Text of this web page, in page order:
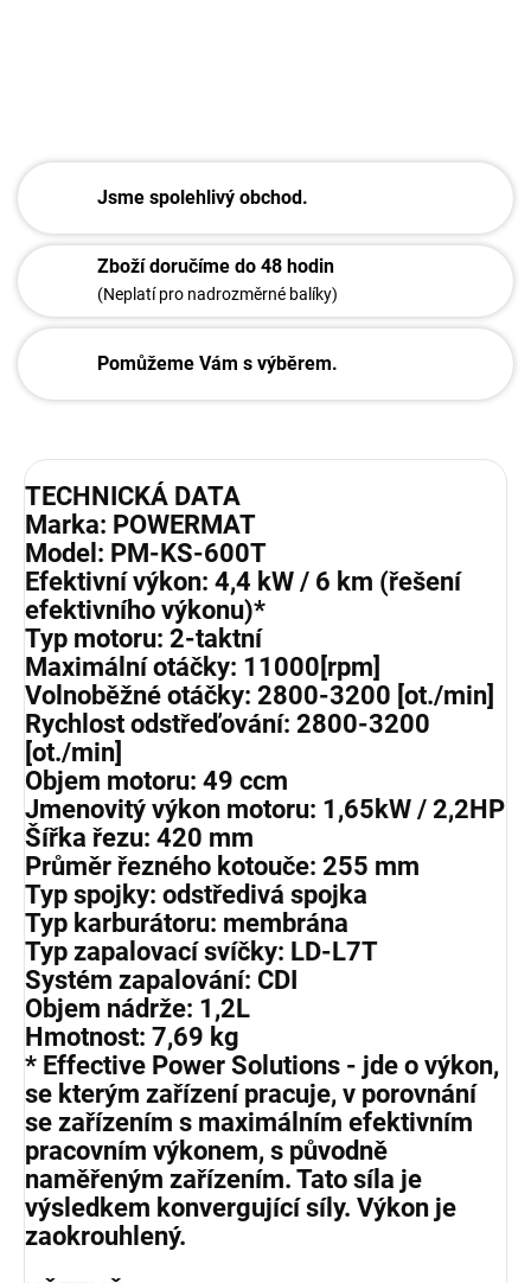
Jsme spolehlivý obchod.
Zboží doručíme do 48 hodin
(Neplatí pro nadrozměrné balíky)
Pomůžeme Vám s výběrem.
TECHNICKÁ DATA
Marka: POWERMAT
Model: PM-KS-600T
Efektivní výkon: 4,4 kW / 6 km (řešení
efektivního výkonu)*
Typ motoru: 2-taktní
Maximální otáčky: 11000[rpm]
Volnoběžné otáčky: 2800-3200 [ot./min]
Rychlost odstřeďování: 2800-3200
[ot./min]
Objem motoru: 49 ccm
Jmenovitý výkon motoru: 1,65kW / 2,2HP
Šířka řezu: 420 mm
Průměr řezného kotouče: 255 mm
Typ spojky: odstředivá spojka
Typ karburátoru: membrána
Typ zapalovací svíčky: LD-L7T
Systém zapalování: CDI
Objem nádrže: 1,2L
Hmotnost: 7,69 kg
* Effective Power Solutions - jde o výkon,
se kterým zařízení pracuje, v porovnání
se zařízením s maximálním efektivním
pracovním výkonem, s původně
naměřeným zařízením. Tato síla je
výsledkem konvergující síly. Výkon je
zaokrouhlený.